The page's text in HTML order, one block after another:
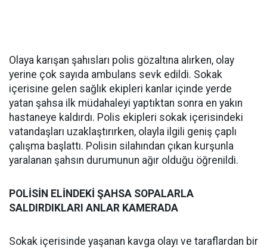
Olaya karışan şahısları polis gözaltına alırken, olay
yerine çok sayıda ambulans sevk edildi. Sokak
içerisine gelen sağlık ekipleri kanlar içinde yerde
yatan şahsa ilk müdahaleyi yaptıktan sonra en yakın
hastaneye kaldırdı. Polis ekipleri sokak içerisindeki
vatandaşları uzaklaştırırken, olayla ilgili geniş çaplı
çalışma başlattı. Polisin silahından çıkan kurşunla
yaralanan şahsın durumunun ağır olduğu öğrenildi.
POLİSİN ELİNDEKİ ŞAHSA SOPALARLA
SALDIRDIKLARI ANLAR KAMERADA
Sokak içerisinde yaşanan kavga olayı ve taraflardan bir